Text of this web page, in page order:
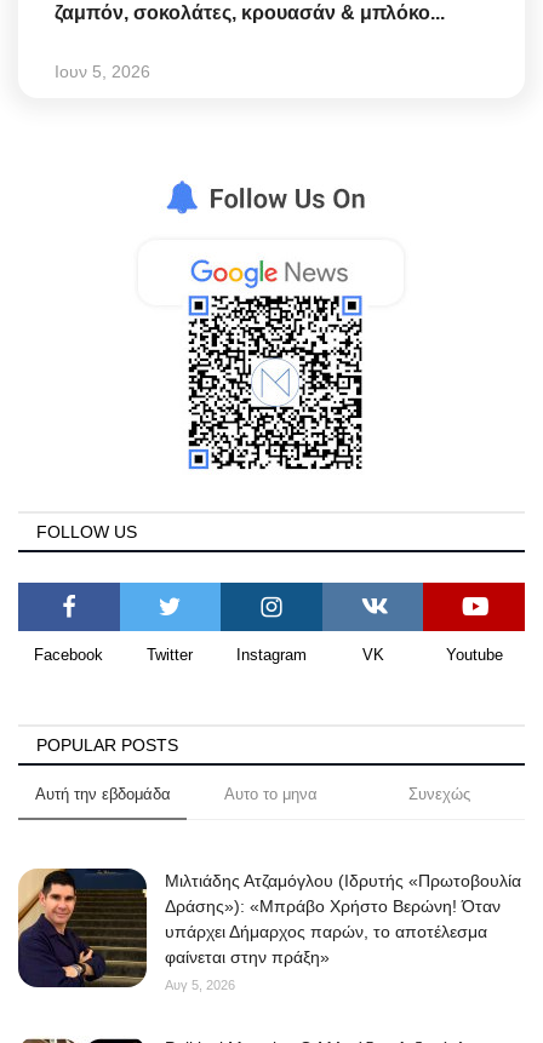
ζαμπόν, σοκολάτες, κρουασάν & μπλόκο...
Ιουν 5, 2026
FOLLOW US
Facebook Twitter Instagram VK Youtube
POPULAR POSTS
Αυτή την εβδομάδα Αυτο το μηνα Συνεχώς
Μιλτιάδης Ατζαμόγλου (Ιδρυτής «Πρωτοβουλία
Δράσης»): «Μπράβο Χρήστο Βερώνη! Όταν
υπάρχει Δήμαρχος παρών, το αποτέλεσμα
φαίνεται στην πράξη»
Αυγ 5, 2026